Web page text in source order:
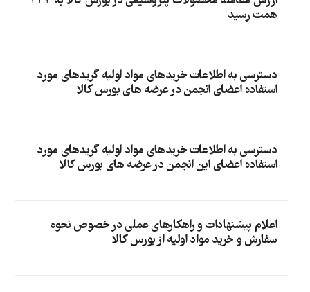
همت رسید
دسترسی به اطلاعات خریدهای مواد اولیه گریدهای مورد
استفاده اعضای انجمن در عرضه های بورس کالا
دسترسی به اطلاعات خریدهای مواد اولیه گریدهای مورد
استفاده اعضای این انجمن در عرضه های بورس کالا
اعلام پیشنهادات و راهکارهای عملی در خصوص نحوه
سفارش و خرید مواد اولیه از بورس کالا